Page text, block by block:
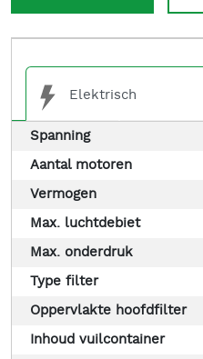
Elektrisch
Spanning
Aantal motoren
Vermogen
Max. luchtdebiet
Max. onderdruk
Type filter
Oppervlakte hoofdfilter
Inhoud vuilcontainer